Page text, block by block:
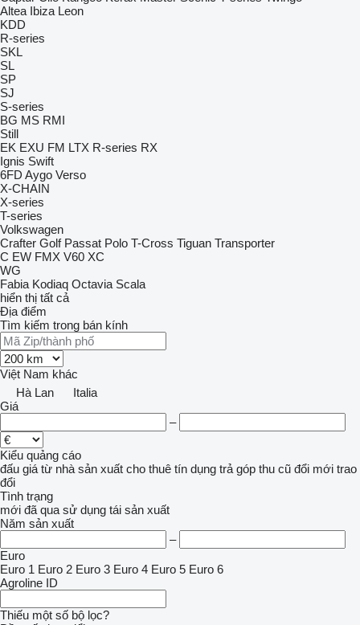
Altea Ibiza Leon
KDD
R-series
SKL
SL
SP
SJ
S-series
BG MS RMI
Still
EK EXU FM LTX R-series RX
Ignis Swift
6FD Aygo Verso
X-CHAIN
X-series
T-series
Volkswagen
Crafter Golf Passat Polo T-Cross Tiguan Transporter
C EW FMX V60 XC
WG
Fabia Kodiaq Octavia Scala
hiển thị tất cả
Địa điểm
Tìm kiếm trong bán kính
Việt Nam khác
Hà Lan
Italia
Giá
–
Kiểu quảng cáo
đấu giá từ nhà sản xuất cho thuê tín dụng trả góp thu cũ đổi mới trao
đổi
Tình trạng
mới đã qua sử dụng tái sản xuất
Năm sản xuất
–
Euro
Euro 1 Euro 2 Euro 3 Euro 4 Euro 5 Euro 6
Agroline ID
Thiếu một số bộ lọc?